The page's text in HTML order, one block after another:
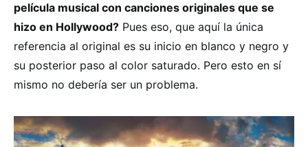
película musical con canciones originales que se
hizo en Hollywood? Pues eso, que aquí la única
referencia al original es su inicio en blanco y negro y
su posterior paso al color saturado. Pero esto en sí
mismo no debería ser un problema.